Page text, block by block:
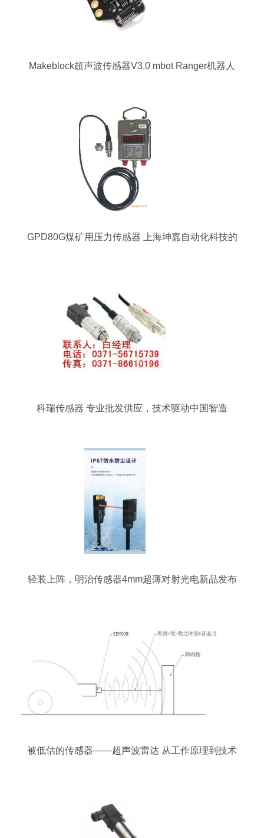
Makeblock超声波传感器V3.0 mbot Ranger机器人
GPD80G煤矿用压力传感器 上海坤嘉自动化科技的
科瑞传感器 专业批发供应，技术驱动中国智造
轻装上阵，明治传感器4mm超薄对射光电新品发布
被低估的传感器——超声波雷达 从工作原理到技术